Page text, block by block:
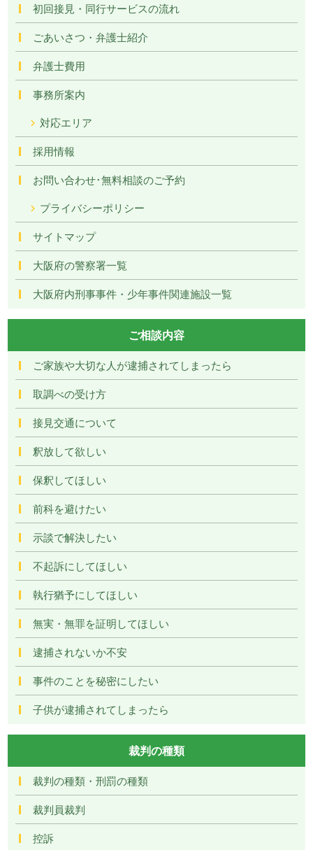
初回接見・同行サービスの流れ
ごあいさつ・弁護士紹介
弁護士費用
事務所案内
対応エリア
採用情報
お問い合わせ･無料相談のご予約
プライバシーポリシー
サイトマップ
大阪府の警察署一覧
大阪府内刑事事件・少年事件関連施設一覧
ご相談内容
ご家族や大切な人が逮捕されてしまったら
取調べの受け方
接見交通について
釈放して欲しい
保釈してほしい
前科を避けたい
示談で解決したい
不起訴にしてほしい
執行猶予にしてほしい
無実・無罪を証明してほしい
逮捕されないか不安
事件のことを秘密にしたい
子供が逮捕されてしまったら
裁判の種類
裁判の種類・刑罰の種類
裁判員裁判
控訴